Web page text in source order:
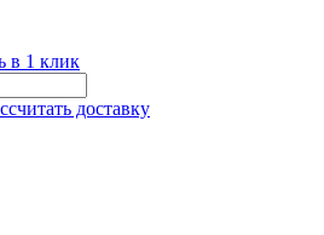
в 1 клик
доставку